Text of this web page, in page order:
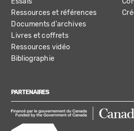
Ressources et références
Documents d'archives
Livres et coffrets
Ressources vidéo
Bibliographie
PARTENAIRES